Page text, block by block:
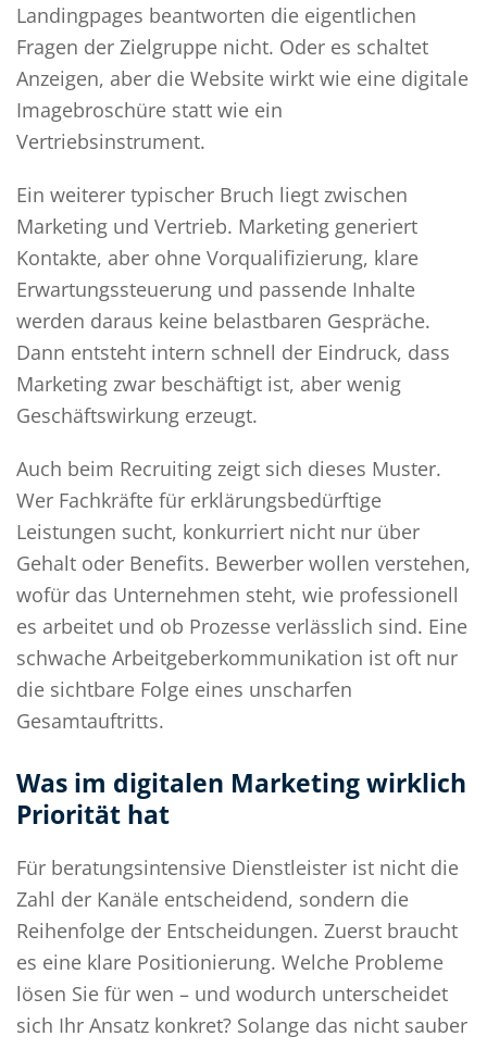
Landingpages beantworten die eigentlichen
Fragen der Zielgruppe nicht. Oder es schaltet
Anzeigen, aber die Website wirkt wie eine digitale
Imagebroschüre statt wie ein
Vertriebsinstrument.
Ein weiterer typischer Bruch liegt zwischen
Marketing und Vertrieb. Marketing generiert
Kontakte, aber ohne Vorqualifizierung, klare
Erwartungssteuerung und passende Inhalte
werden daraus keine belastbaren Gespräche.
Dann entsteht intern schnell der Eindruck, dass
Marketing zwar beschäftigt ist, aber wenig
Geschäftswirkung erzeugt.
Auch beim Recruiting zeigt sich dieses Muster.
Wer Fachkräfte für erklärungsbedürftige
Leistungen sucht, konkurriert nicht nur über
Gehalt oder Benefits. Bewerber wollen verstehen,
wofür das Unternehmen steht, wie professionell
es arbeitet und ob Prozesse verlässlich sind. Eine
schwache Arbeitgeberkommunikation ist oft nur
die sichtbare Folge eines unscharfen
Gesamtauftritts.
Was im digitalen Marketing wirklich
Priorität hat
Für beratungsintensive Dienstleister ist nicht die
Zahl der Kanäle entscheidend, sondern die
Reihenfolge der Entscheidungen. Zuerst braucht
es eine klare Positionierung. Welche Probleme
lösen Sie für wen – und wodurch unterscheidet
sich Ihr Ansatz konkret? Solange das nicht sauber